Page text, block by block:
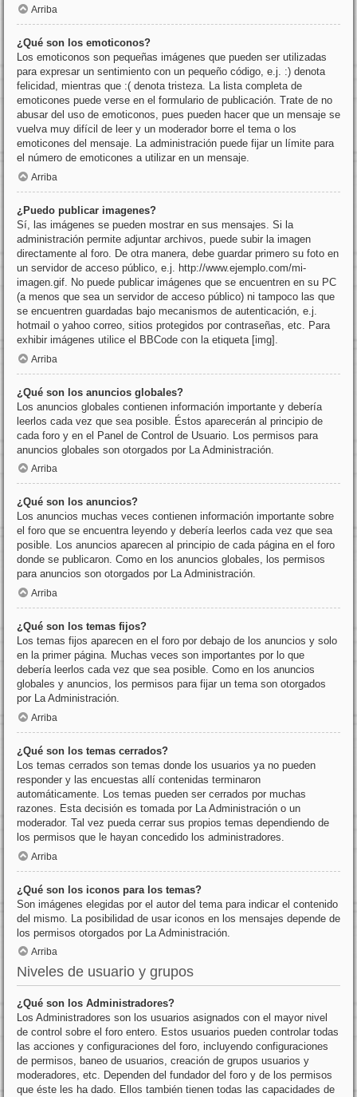
Arriba
¿Qué son los emoticonos?
Los emoticonos son pequeñas imágenes que pueden ser utilizadas
para expresar un sentimiento con un pequeño código, e.j. :) denota
felicidad, mientras que :( denota tristeza. La lista completa de
emoticones puede verse en el formulario de publicación. Trate de no
abusar del uso de emoticonos, pues pueden hacer que un mensaje se
vuelva muy difícil de leer y un moderador borre el tema o los
emoticones del mensaje. La administración puede fijar un límite para
el número de emoticones a utilizar en un mensaje.
Arriba
¿Puedo publicar imagenes?
Sí, las imágenes se pueden mostrar en sus mensajes. Si la
administración permite adjuntar archivos, puede subir la imagen
directamente al foro. De otra manera, debe guardar primero su foto en
un servidor de acceso público, e.j. http://www.ejemplo.com/mi-
imagen.gif. No puede publicar imágenes que se encuentren en su PC
(a menos que sea un servidor de acceso público) ni tampoco las que
se encuentren guardadas bajo mecanismos de autenticación, e.j.
hotmail o yahoo correo, sitios protegidos por contraseñas, etc. Para
exhibir imágenes utilice el BBCode con la etiqueta [img].
Arriba
¿Qué son los anuncios globales?
Los anuncios globales contienen información importante y debería
leerlos cada vez que sea posible. Éstos aparecerán al principio de
cada foro y en el Panel de Control de Usuario. Los permisos para
anuncios globales son otorgados por La Administración.
Arriba
¿Qué son los anuncios?
Los anuncios muchas veces contienen información importante sobre
el foro que se encuentra leyendo y debería leerlos cada vez que sea
posible. Los anuncios aparecen al principio de cada página en el foro
donde se publicaron. Como en los anuncios globales, los permisos
para anuncios son otorgados por La Administración.
Arriba
¿Qué son los temas fijos?
Los temas fijos aparecen en el foro por debajo de los anuncios y solo
en la primer página. Muchas veces son importantes por lo que
debería leerlos cada vez que sea posible. Como en los anuncios
globales y anuncios, los permisos para fijar un tema son otorgados
por La Administración.
Arriba
¿Qué son los temas cerrados?
Los temas cerrados son temas donde los usuarios ya no pueden
responder y las encuestas allí contenidas terminaron
automáticamente. Los temas pueden ser cerrados por muchas
razones. Esta decisión es tomada por La Administración o un
moderador. Tal vez pueda cerrar sus propios temas dependiendo de
los permisos que le hayan concedido los administradores.
Arriba
¿Qué son los iconos para los temas?
Son imágenes elegidas por el autor del tema para indicar el contenido
del mismo. La posibilidad de usar iconos en los mensajes depende de
los permisos otorgados por La Administración.
Arriba
Niveles de usuario y grupos
¿Qué son los Administradores?
Los Administradores son los usuarios asignados con el mayor nivel
de control sobre el foro entero. Estos usuarios pueden controlar todas
las acciones y configuraciones del foro, incluyendo configuraciones
de permisos, baneo de usuarios, creación de grupos usuarios y
moderadores, etc. Dependen del fundador del foro y de los permisos
que éste les ha dado. Ellos también tienen todas las capacidades de